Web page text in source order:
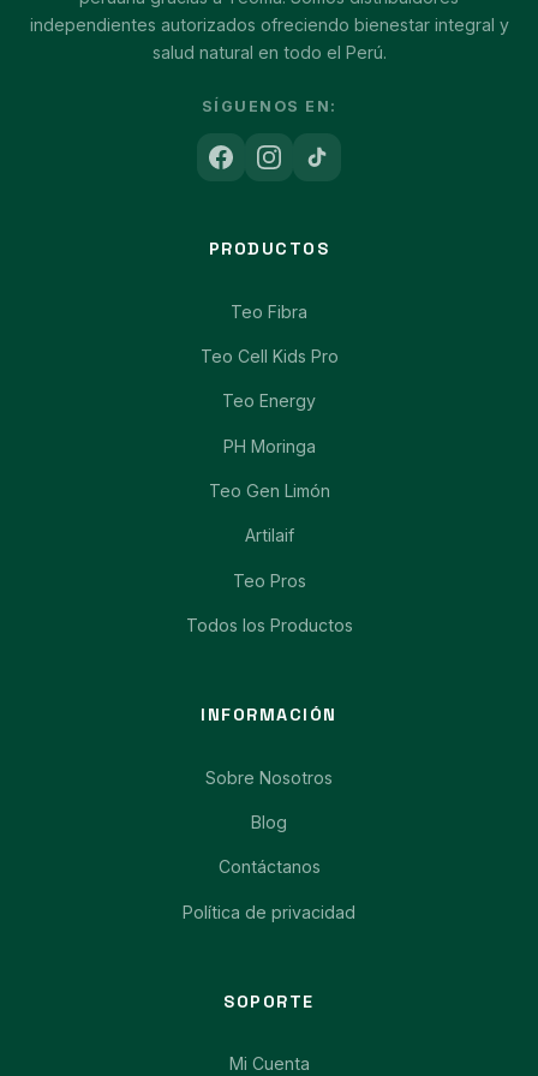
independientes autorizados ofreciendo bienestar integral y
salud natural en todo el Perú.
SÍGUENOS EN:
PRODUCTOS
Teo Fibra
Teo Cell Kids Pro
Teo Energy
PH Moringa
Teo Gen Limón
Artilaif
Teo Pros
Todos los Productos
INFORMACIÓN
Sobre Nosotros
Blog
Contáctanos
Política de privacidad
SOPORTE
Mi Cuenta